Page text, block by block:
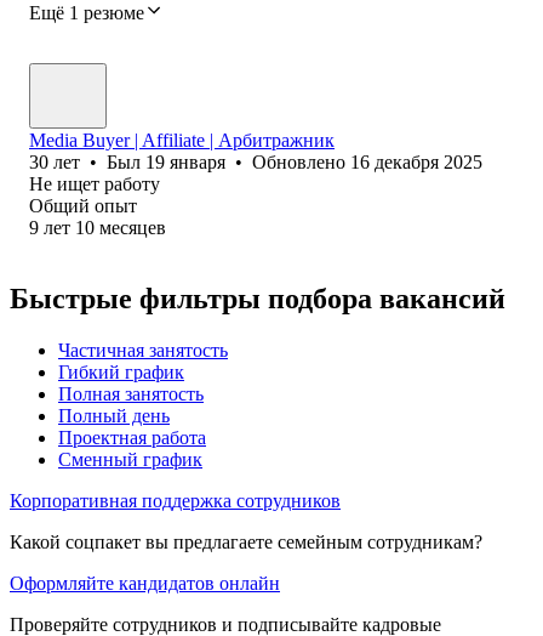
Ещё 1 резюме
Media Buyer | Affiliate | Арбитражник
30 лет • Был 19 января • Обновлено 16 декабря 2025
Не ищет работу
Общий опыт
9 лет 10 месяцев
Быстрые фильтры подбора вакансий
Частичная занятость
Гибкий график
Полная занятость
Полный день
Проектная работа
Сменный график
Корпоративная поддержка сотрудников
Какой соцпакет вы предлагаете семейным сотрудникам?
Оформляйте кандидатов онлайн
Проверяйте сотрудников и подписывайте кадровые